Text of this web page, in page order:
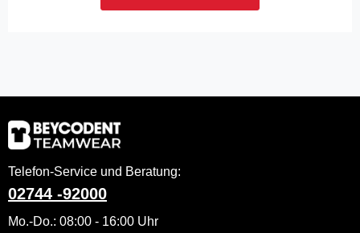
Telefon-Service und Beratung:
02744 -92000
Mo.-Do.: 08:00 - 16:00 Uhr